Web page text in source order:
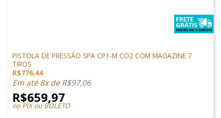
PISTOLA DE PRESSÃO SPA CP1-M CO2 COM MAGAZINE 7
TIROS
R$776,44
Em até 8x deR$97,06
R$659,97
no PIX ou BOLETO